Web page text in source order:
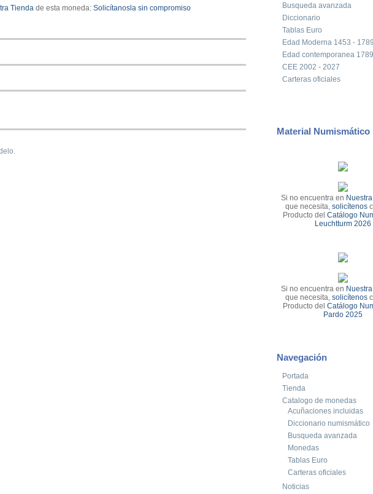
Tienda de esta moneda: Solicítanosla sin compromiso
Busqueda avanzada
Diccionario
Tablas Euro
Edad Moderna 1453 - 1789
Edad contemporanea
CEE 2002 - 2027
Carteras oficiales
Material Numismático
Si no encuentra en
que necesita,solicítenos
Producto delCatálogo
Leuchtturm 2026
Si no encuentra en
que necesita,solicítenos
Producto delCatálogo
Pardo 2025
Navegación
Portada
Tienda
Catalogo de monedas
Acuñaciones incluidas
Diccionario numismático
Busqueda avanzada
Monedas
Tablas Euro
Carteras oficiales
Noticias